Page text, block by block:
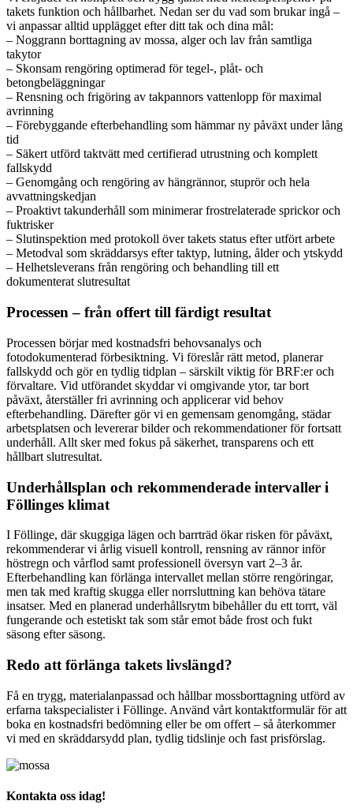
takets funktion och hållbarhet. Nedan ser du vad som brukar ingå –
vi anpassar alltid upplägget efter ditt tak och dina mål:
– Noggrann borttagning av mossa, alger och lav från samtliga
takytor
– Skonsam rengöring optimerad för tegel-, plåt- och
betongbeläggningar
– Rensning och frigöring av takpannors vattenlopp för maximal
avrinning
– Förebyggande efterbehandling som hämmar ny påväxt under lång
tid
– Säkert utförd taktvätt med certifierad utrustning och komplett
fallskydd
– Genomgång och rengöring av hängrännor, stuprör och hela
avvattningskedjan
– Proaktivt takunderhåll som minimerar frostrelaterade sprickor och
fuktrisker
– Slutinspektion med protokoll över takets status efter utfört arbete
– Metodval som skräddarsys efter taktyp, lutning, ålder och ytskydd
– Helhetsleverans från rengöring och behandling till ett
dokumenterat slutresultat
Processen – från offert till färdigt resultat
Processen börjar med kostnadsfri behovsanalys och
fotodokumenterad förbesiktning. Vi föreslår rätt metod, planerar
fallskydd och gör en tydlig tidplan – särskilt viktig för BRF:er och
förvaltare. Vid utförandet skyddar vi omgivande ytor, tar bort
påväxt, återställer fri avrinning och applicerar vid behov
efterbehandling. Därefter gör vi en gemensam genomgång, städar
arbetsplatsen och levererar bilder och rekommendationer för fortsatt
underhåll. Allt sker med fokus på säkerhet, transparens och ett
hållbart slutresultat.
Underhållsplan och rekommenderade intervaller i
Föllinges klimat
I Föllinge, där skuggiga lägen och barrträd ökar risken för påväxt,
rekommenderar vi årlig visuell kontroll, rensning av rännor inför
höstregn och vårflod samt professionell översyn vart 2–3 år.
Efterbehandling kan förlänga intervallet mellan större rengöringar,
men tak med kraftig skugga eller norrsluttning kan behöva tätare
insatser. Med en planerad underhållsrytm bibehåller du ett torrt, väl
fungerande och estetiskt tak som står emot både frost och fukt
säsong efter säsong.
Redo att förlänga takets livslängd?
Få en trygg, materialanpassad och hållbar mossborttagning utförd av
erfarna takspecialister i Föllinge. Använd vårt kontaktformulär för att
boka en kostnadsfri bedömning eller be om offert – så återkommer
vi med en skräddarsydd plan, tydlig tidslinje och fast prisförslag.
Kontakta oss idag!